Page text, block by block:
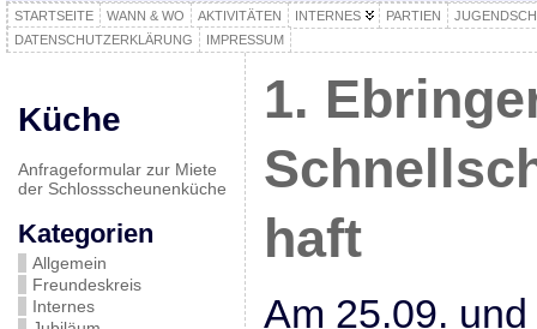
STARTSEITE WANN & WO AKTIVITÄTEN INTERNES PARTIEN
DATENSCHUTZERKLÄRUNG
IMPRESSUM
Küche
Anfrageformular zur Miete
der Schlossscheunenküche
Kategorien
Allgemein
Freundeskreis
Internes
1.
haft
Am 25.09.